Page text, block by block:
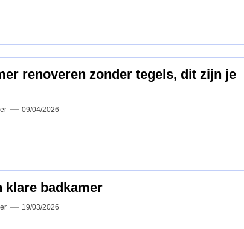
renoveren zonder tegels, dit zijn je
09/04/2026
klare badkamer
19/03/2026